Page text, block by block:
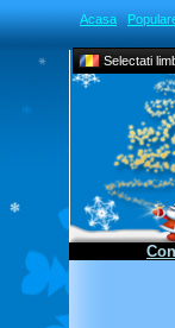
Acasa
Selectati